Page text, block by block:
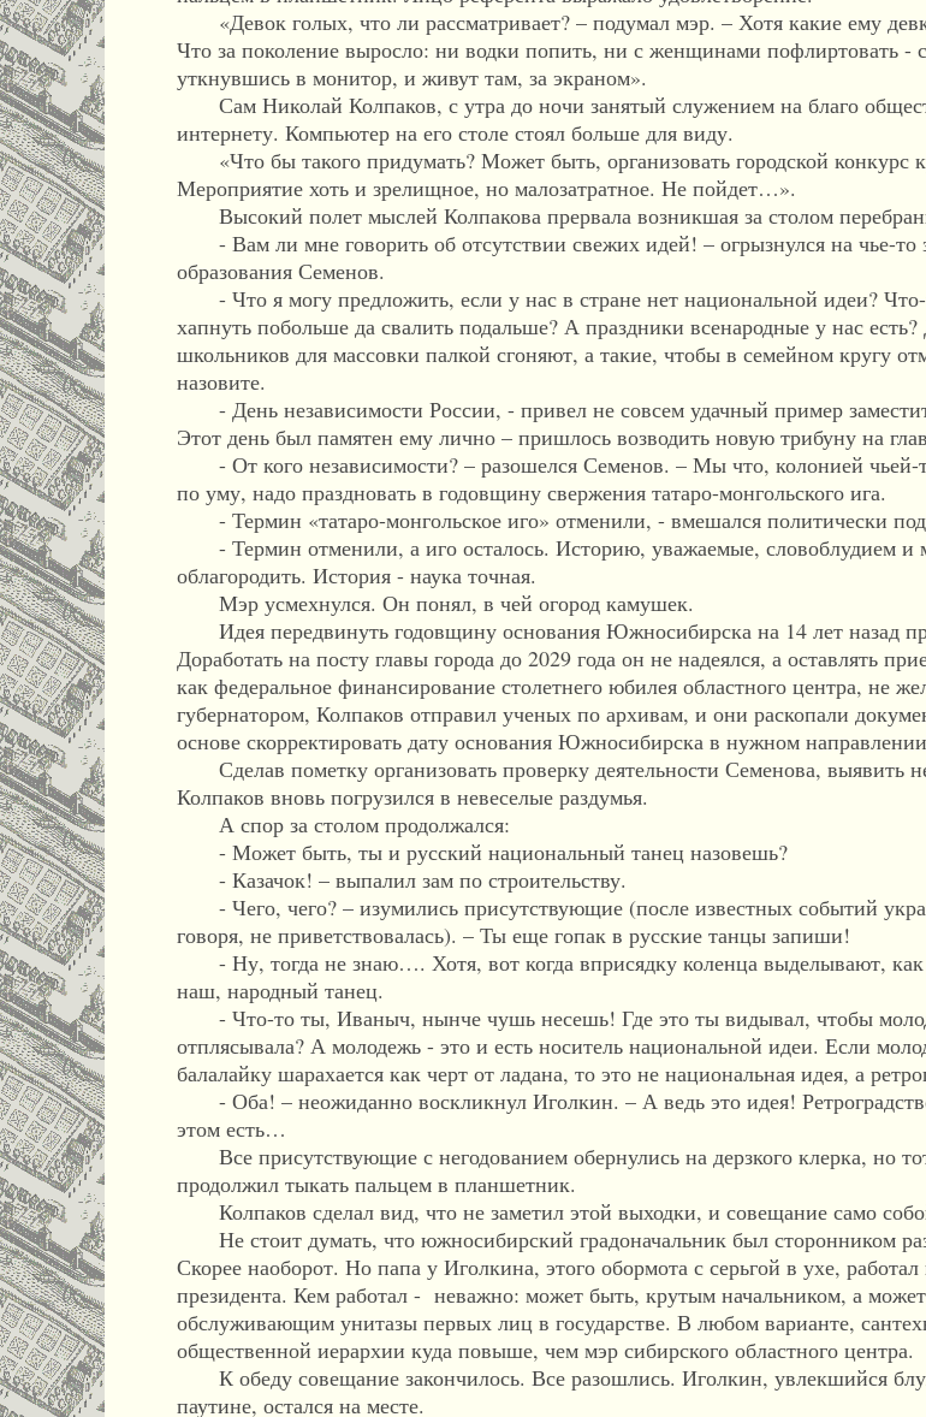
«Девок голых, что ли рассматривает? – подумал мэр. – Хотя какие ему
Что за поколение выросло: ни водки попить, ни с женщинами пофлиртовать -
уткнувшись в монитор, и живут там, за экраном».
Сам Николай Колпаков, с утра до ночи занятый служением на благо
интернету. Компьютер на его столе стоял больше для виду.
«Что бы такого придумать? Может быть, организовать городской конкурс
Мероприятие хоть и зрелищное, но малозатратное. Не пойдет…».
Высокий полет мыслей Колпакова прервала возникшая за столом
- Вам ли мне говорить об отсутствии свежих идей! – огрызнулся на чье-то
образования Семенов.
- Что я могу предложить, если у нас в стране нет национальной идеи?
хапнуть побольше да свалить подальше? А праздники всенародные у нас
школьников для массовки палкой сгоняют, а такие, чтобы в семейном кругу
назовите.
- День независимости России, - привел не совсем удачный пример
Этот день был памятен ему лично – пришлось возводить новую трибуну на
- От кого независимости? – разошелся Семенов. – Мы что, колонией чьей-
по уму, надо праздновать в годовщину свержения татаро-монгольского ига.
- Термин «татаро-монгольское иго» отменили, - вмешался политически
- Термин отменили, а иго осталось. Историю, уважаемые, словоблудием и
облагородить. История - наука точная.
Мэр усмехнулся. Он понял, в чей огород камушек.
Идея передвинуть годовщину основания Южносибирска на 14 лет назад
Доработать на посту главы города до 2029 года он не надеялся, а оставлять
как федеральное финансирование столетнего юбилея областного центра, не
губернатором, Колпаков отправил ученых по архивам, и они раскопали
основе скорректировать дату основания Южносибирска в нужном
Сделав пометку организовать проверку деятельности Семенова, выявить
Колпаков вновь погрузился в невеселые раздумья.
А спор за столом продолжался:
- Может быть, ты и русский национальный танец назовешь?
- Казачок! – выпалил зам по строительству.
- Чего, чего? – изумились присутствующие (после известных событий
говоря, не приветствовалась). – Ты еще гопак в русские танцы запиши!
- Ну, тогда не знаю…. Хотя, вот когда вприсядку коленца выделывают, как
наш, народный танец.
- Что-то ты, Иваныч, нынче чушь несешь! Где это ты видывал, чтобы
отплясывала? А молодежь - это и есть носитель национальной идеи. Если
балалайку шарахается как черт от ладана, то это не национальная идея, а
- Оба! – неожиданно воскликнул Иголкин. – А ведь это идея!
этом есть…
Все присутствующие с негодованием обернулись на дерзкого клерка, но
продолжил тыкать пальцем в планшетник.
Колпаков сделал вид, что не заметил этой выходки, и совещание само
Не стоит думать, что южносибирский градоначальник был сторонником
Скорее наоборот. Но папа у Иголкина, этого обормота с серьгой в ухе,
президента. Кем работал - неважно: может быть, крутым начальником, а
обслуживающим унитазы первых лиц в государстве. В любом варианте,
общественной иерархии куда повыше, чем мэр сибирского областного центра.
К обеду совещание закончилось. Все разошлись. Иголкин, увлекшийся
паутине, остался на месте.